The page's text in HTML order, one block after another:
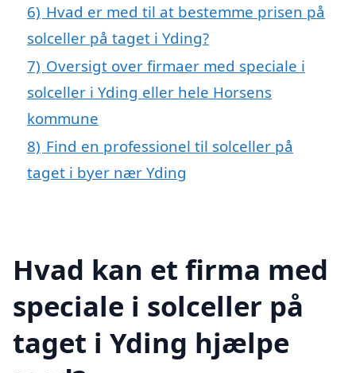
6) Hvad er med til at bestemme prisen på
solceller på taget i Yding?
7) Oversigt over firmaer med speciale i
solceller i Yding eller hele Horsens
kommune
8) Find en professionel til solceller på
taget i byer nær Yding
Hvad kan et firma med
speciale i solceller på
taget i Yding hjælpe